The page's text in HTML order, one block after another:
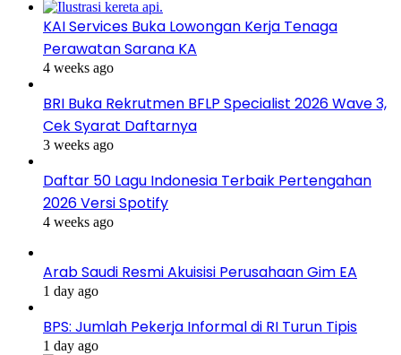
KAI Services Buka Lowongan Kerja Tenaga
Perawatan Sarana KA
4 weeks ago
BRI Buka Rekrutmen BFLP Specialist 2026 Wave 3,
Cek Syarat Daftarnya
3 weeks ago
Daftar 50 Lagu Indonesia Terbaik Pertengahan
2026 Versi Spotify
4 weeks ago
Arab Saudi Resmi Akuisisi Perusahaan Gim EA
1 day ago
BPS: Jumlah Pekerja Informal di RI Turun Tipis
1 day ago